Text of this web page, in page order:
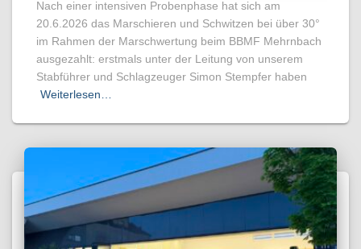
Nach einer intensiven Probenphase hat sich am
20.6.2026 das Marschieren und Schwitzen bei über 30°
im Rahmen der Marschwertung beim BBMF Mehrnbach
ausgezahlt: erstmals unter der Leitung von unserem
Stabführer und Schlagzeuger Simon Stempfer haben
Weiterlesen…